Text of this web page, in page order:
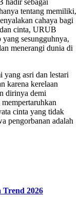
tentang memiliki,
cahaya bagi
cinta, URUB
sesungguhnya,
menerangi dunia di
yang asri dan lestari
karena kerelaan
dirinya demi
cinta yang tidak
pengorbanan adalah
Trend 2026